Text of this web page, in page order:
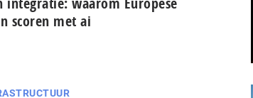
scoren met ai